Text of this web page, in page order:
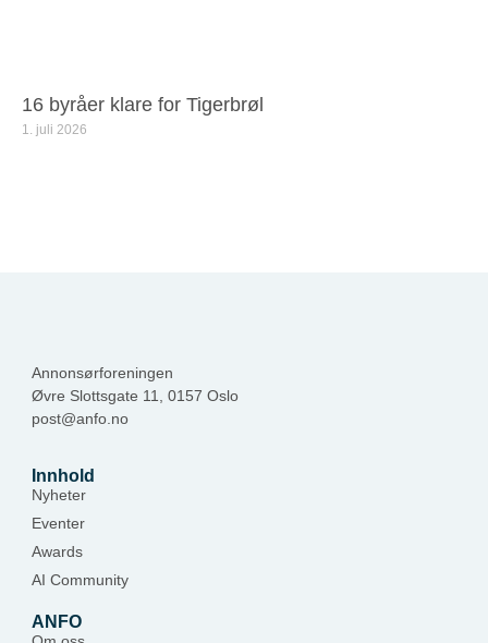
16 byråer klare for Tigerbrøl
1. juli 2026
Annonsørforeningen
Øvre Slottsgate 11, 0157 Oslo
post@anfo.no
Innhold
Nyheter
Eventer
Awards
AI Community
ANFO